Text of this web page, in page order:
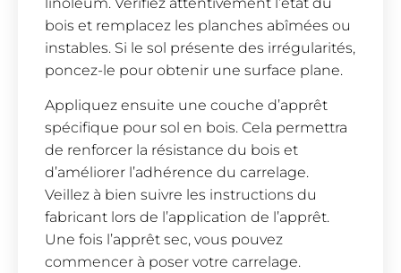
bois et remplacez les planches abîmées ou
instables. Si le sol présente des irrégularités,
poncez-le pour obtenir une surface plane.
Appliquez ensuite une couche d’apprêt
spécifique pour sol en bois. Cela permettra
de renforcer la résistance du bois et
d’améliorer l’adhérence du carrelage.
Veillez à bien suivre les instructions du
fabricant lors de l’application de l’apprêt.
Une fois l’apprêt sec, vous pouvez
commencer à poser votre carrelage.